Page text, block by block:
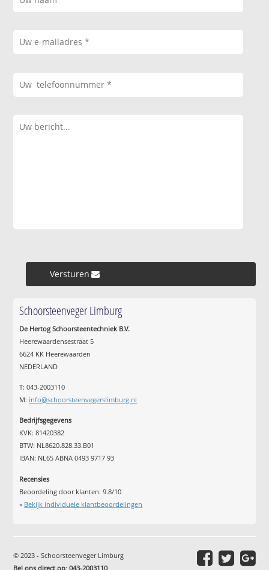
Versturen »
Schoorsteenveger Limburg
De Hertog Schoorsteentechniek B.V.
Heerewaardensestraat 5
6624 KK Heerewaarden
NEDERLAND
T: 043-2003110
M: info@schoorsteenvegerslimburg.nl
Bedrijfsgegevens
KVK: 81420382
BTW: NL8620.828.33.B01
IBAN: NL65 ABNA 0493 9717 93
Recensies
Beoordeling door klanten:9.8/10
» Bekijk individuele klantbeoordelingen
© 2023 - Schoorsteenveger Limburg
Bel ons direct op:043-2003110